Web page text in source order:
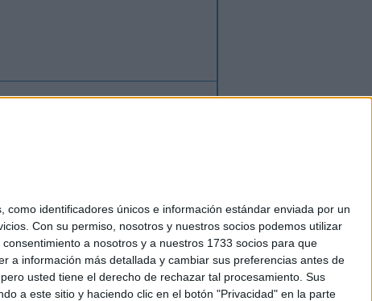
identificadores únicos e información estándar enviada por un
Con su permiso, nosotros y nuestros socios podemos utilizar
a nosotros y a nuestros 1733 socios para que
a información más detallada y cambiar sus preferencias antes de
usted tiene el derecho de rechazar tal procesamiento. Sus
a este sitio y haciendo clic en el botón "Privacidad" en la parte
oregístratepara enviar comentarios
+34 91 593 2767